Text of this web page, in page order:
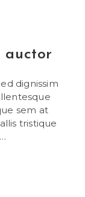
auctor
dignissim
sem at
tristique